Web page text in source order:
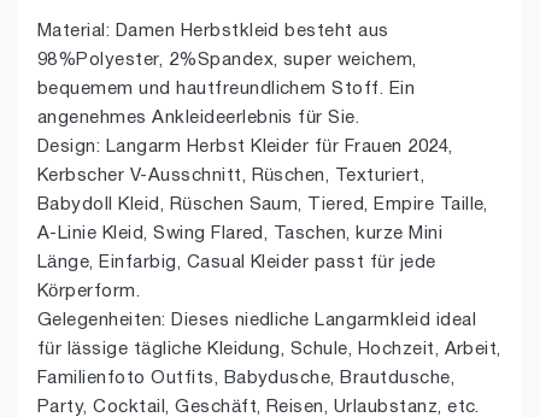
Material: Damen Herbstkleid besteht aus
98%Polyester, 2%Spandex, super weichem,
bequemem und hautfreundlichem Stoff. Ein
angenehmes Ankleideerlebnis für Sie.
Design: Langarm Herbst Kleider für Frauen 2024,
Kerbscher V-Ausschnitt, Rüschen, Texturiert,
Babydoll Kleid, Rüschen Saum, Tiered, Empire Taille,
A-Linie Kleid, Swing Flared, Taschen, kurze Mini
Länge, Einfarbig, Casual Kleider passt für jede
Körperform.
Gelegenheiten: Dieses niedliche Langarmkleid ideal
für lässige tägliche Kleidung, Schule, Hochzeit, Arbeit,
Familienfoto Outfits, Babydusche, Brautdusche,
Party, Cocktail, Geschäft, Reisen, Urlaubstanz, etc.